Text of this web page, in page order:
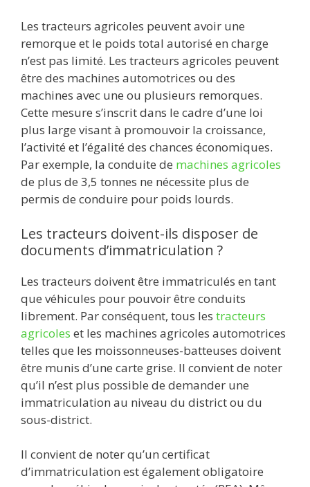
Les tracteurs agricoles peuvent avoir une
remorque et le poids total autorisé en charge
n’est pas limité. Les tracteurs agricoles peuvent
être des machines automotrices ou des
machines avec une ou plusieurs remorques.
Cette mesure s’inscrit dans le cadre d’une loi
plus large visant à promouvoir la croissance,
l’activité et l’égalité des chances économiques.
Par exemple, la conduite de machines agricoles
de plus de 3,5 tonnes ne nécessite plus de
permis de conduire pour poids lourds.
Les tracteurs doivent-ils disposer de
documents d’immatriculation ?
Les tracteurs doivent être immatriculés en tant
que véhicules pour pouvoir être conduits
librement. Par conséquent, tous les tracteurs
agricoles et les machines agricoles automotrices
telles que les moissonneuses-batteuses doivent
être munis d’une carte grise. Il convient de noter
qu’il n’est plus possible de demander une
immatriculation au niveau du district ou du
sous-district.
Il convient de noter qu’un certificat
d’immatriculation est également obligatoire